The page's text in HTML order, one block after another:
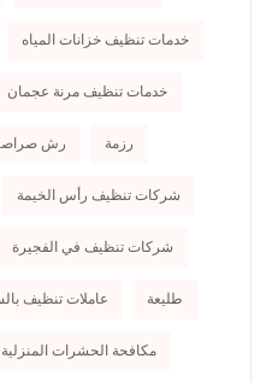
خدمات تنظيف خزانات المياه
خدمات تنظيف مرنة عجمان
رزمة رش
شركات تنظيف رأس الخيمة
شركات تنظيف في الفجيرة
طليعة عاملات تنظيف
مكافحة الحشرات المنزلية